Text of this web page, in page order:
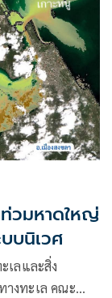
วมหาดใหญ่
บนิเวศ
เลและสิ่ง
างทะเล คณะ